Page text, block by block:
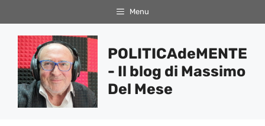
al
contenuto
Menu
POLITICAdeMENTE
- Il blog di Massimo
Del Mese